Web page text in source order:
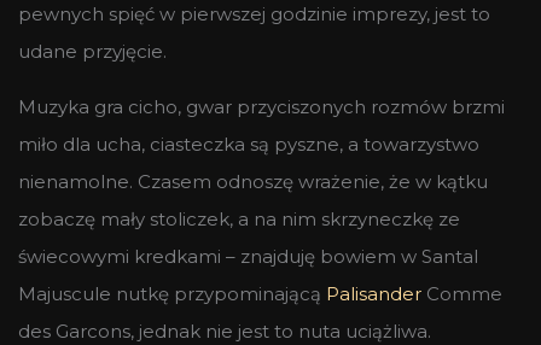
pewnych spięć w pierwszej godzinie imprezy, jest to
udane przyjęcie.
Muzyka gra cicho, gwar przyciszonych rozmów brzmi
miło dla ucha, ciasteczka są pyszne, a towarzystwo
nienamolne. Czasem odnoszę wrażenie, że w kątku
zobaczę mały stoliczek, a na nim skrzyneczkę ze
świecowymi kredkami – znajduję bowiem w Santal
Majuscule nutkę przypominającą Palisander Comme
des Garcons, jednak nie jest to nuta uciążliwa.